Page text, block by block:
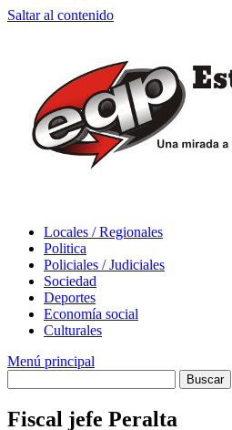
Saltar al contenido
Locales / Regionales
Politica
Policiales / Judiciales
Sociedad
Deportes
Economía social
Culturales
Menú principal
Fiscal jefe Peralta